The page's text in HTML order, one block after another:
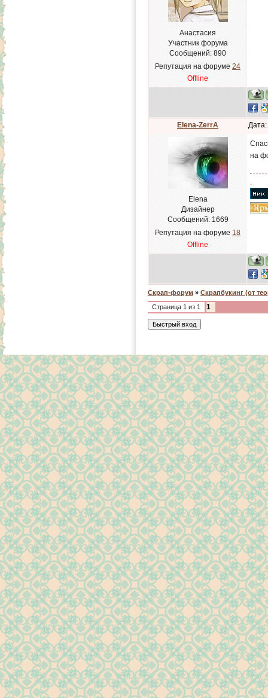
Анастасия
Участник форума
Сообщений: 890
Репутация на форуме 24
Offline
Elena-ZerrA
Elena
Дизайнер
Сообщений: 1669
Репутация на форуме 18
Offline
на
.
Скрап-форум » Скрапбукинг (от
Страница 1 из 1 1